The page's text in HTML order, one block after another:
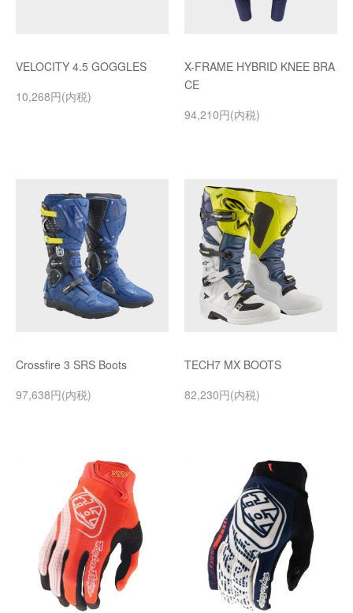
VELOCITY 4.5 GOGGLES
10,268円(内税)
X-FRAME HYBRID KNEE BRA
CE
94,210円(内税)
Crossfire 3 SRS Boots
97,638円(内税)
TECH7 MX BOOTS
82,230円(内税)